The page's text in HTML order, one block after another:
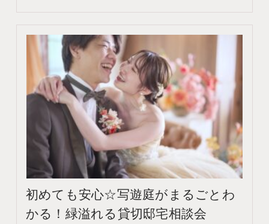
初めても安心☆写遊庭がまるごとわ
かる！緑溢れる貸切邸宅相談会